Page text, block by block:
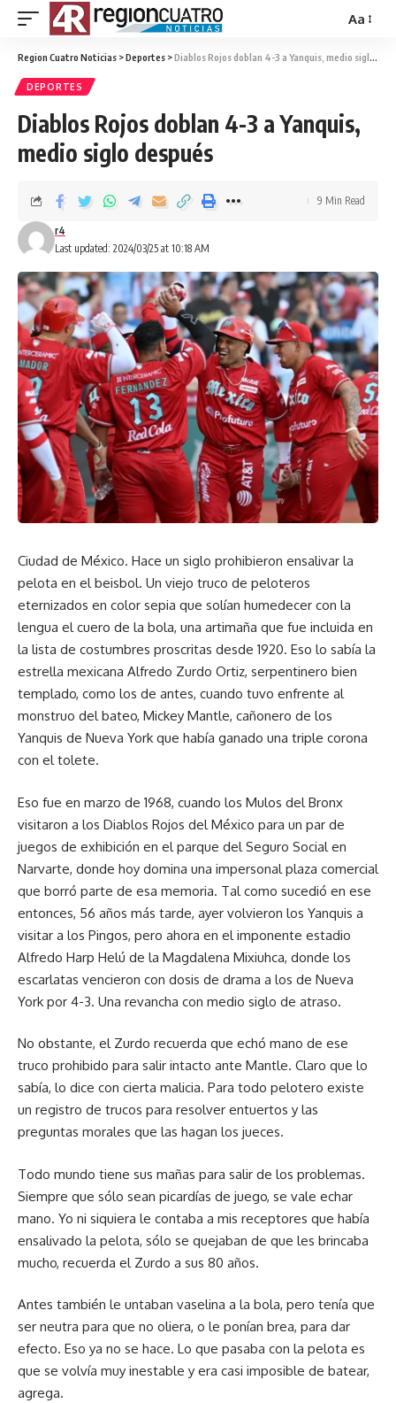
Aa
Region Cuatro Noticias >Deportes >Diablos Rojos doblan 4-3 a Yanquis, medio siglo después
DEPORTES
Diablos Rojos doblan 4-3 a Yanquis,
medio siglo después
Last updated: 2024/03/25 at 10:18 AM
r4
9 Min Read
Ciudad de México. Hace un siglo prohibieron ensalivar la
pelota en el beisbol. Un viejo truco de peloteros
eternizados en color sepia que solían humedecer con la
lengua el cuero de la bola, una artimaña que fue incluida en
la lista de costumbres proscritas desde 1920. Eso lo sabía la
estrella mexicana Alfredo Zurdo Ortiz, serpentinero bien
templado, como los de antes, cuando tuvo enfrente al
monstruo del bateo, Mickey Mantle, cañonero de los
Yanquis de Nueva York que había ganado una triple corona
con el tolete.
Eso fue en marzo de 1968, cuando los Mulos del Bronx
visitaron a los Diablos Rojos del México para un par de
juegos de exhibición en el parque del Seguro Social en
Narvarte, donde hoy domina una impersonal plaza comercial
que borró parte de esa memoria. Tal como sucedió en ese
entonces, 56 años más tarde, ayer volvieron los Yanquis a
visitar a los Pingos, pero ahora en el imponente estadio
Alfredo Harp Helú de la Magdalena Mixiuhca, donde los
escarlatas vencieron con dosis de drama a los de Nueva
York por 4-3. Una revancha con medio siglo de atraso.
No obstante, el Zurdo recuerda que echó mano de ese
truco prohibido para salir intacto ante Mantle. Claro que lo
sabía, lo dice con cierta malicia. Para todo pelotero existe
un registro de trucos para resolver entuertos y las
preguntas morales que las hagan los jueces.
Todo mundo tiene sus mañas para salir de los problemas.
Siempre que sólo sean picardías de juego, se vale echar
mano. Yo ni siquiera le contaba a mis receptores que había
ensalivado la pelota, sólo se quejaban de que les brincaba
mucho, recuerda el Zurdo a sus 80 años.
Antes también le untaban vaselina a la bola, pero tenía que
ser neutra para que no oliera, o le ponían brea, para dar
efecto. Eso ya no se hace. Lo que pasaba con la pelota es
que se volvía muy inestable y era casi imposible de batear,
agrega.